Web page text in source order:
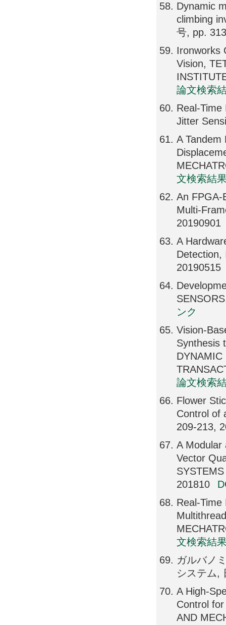
Dynamic
climbing
号, pp.
Ironworks
Vision,
論文検索
Real-Time
Jitter
A Tandem
文検索結
An FPGA-
Multi-
20190901
A
Detection,
20190515
ンク
Vision-
Synthesis
DYNAMIC
論文検索
Flower
Control of
209-213,
A Modular
Vector
201810
Real-Time
文検索結
ガルバノ
システム,
A High-
Control
AND